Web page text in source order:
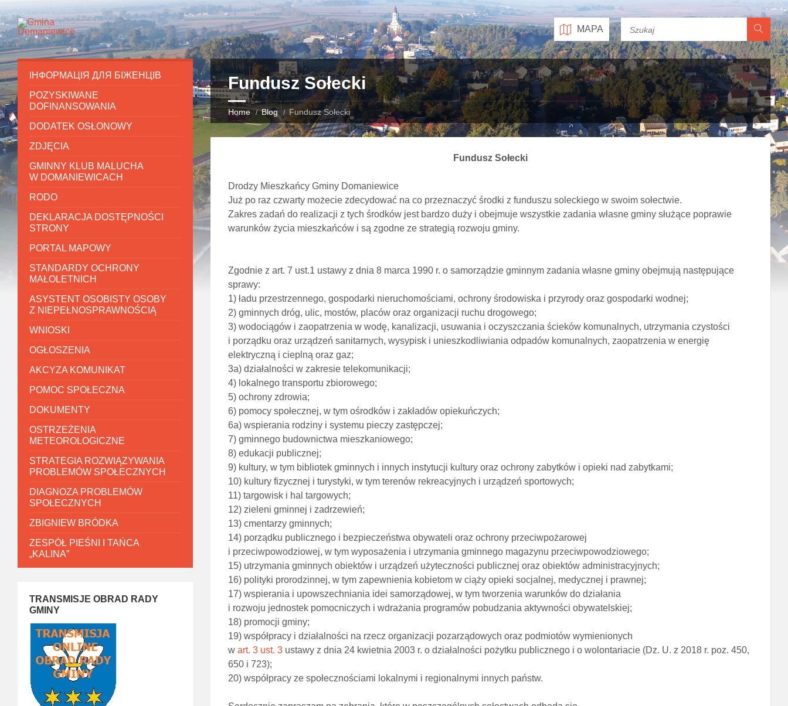
MAPA
Fundusz Sołecki
Home Blog Fundusz Sołecki
Fundusz Sołecki
Drodzy Mieszkańcy Gminy Domaniewice
Już po raz czwarty możecie zdecydować na co przeznaczyć środki z funduszu soleckiego w swoim sołectwie.
Zakres zadań do realizacji z tych środków jest bardzo duży i obejmuje wszystkie zadania własne gminy służące poprawie
warunków życia mieszkańców i są zgodne ze strategią rozwoju gminy.
Zgodnie z art. 7 ust.1 ustawy z dnia 8 marca 1990 r. o samorządzie gminnym zadania własne gminy obejmują następujące
sprawy:
1) ładu przestrzennego, gospodarki nieruchomościami, ochrony środowiska i przyrody oraz gospodarki wodnej;
2) gminnych dróg, ulic, mostów, placów oraz organizacji ruchu drogowego;
3) wodociągów i zaopatrzenia w wodę, kanalizacji, usuwania i oczyszczania ścieków komunalnych, utrzymania czystości
i porządku oraz urządzeń sanitarnych, wysypisk i unieszkodliwiania odpadów komunalnych, zaopatrzenia w energię
elektryczną i cieplną oraz gaz;
3a) działalności w zakresie telekomunikacji;
4) lokalnego transportu zbiorowego;
5) ochrony zdrowia;
6) pomocy społecznej, w tym ośrodków i zakładów opiekuńczych;
6a) wspierania rodziny i systemu pieczy zastępczej;
7) gminnego budownictwa mieszkaniowego;
8) edukacji publicznej;
9) kultury, w tym bibliotek gminnych i innych instytucji kultury oraz ochrony zabytków i opieki nad zabytkami;
10) kultury fizycznej i turystyki, w tym terenów rekreacyjnych i urządzeń sportowych;
11) targowisk i hal targowych;
12) zieleni gminnej i zadrzewień;
13) cmentarzy gminnych;
14) porządku publicznego i bezpieczeństwa obywateli oraz ochrony przeciwpożarowej
i przeciwpowodziowej, w tym wyposażenia i utrzymania gminnego magazynu przeciwpowodziowego;
15) utrzymania gminnych obiektów i urządzeń użyteczności publicznej oraz obiektów administracyjnych;
16) polityki prorodzinnej, w tym zapewnienia kobietom w ciąży opieki socjalnej, medycznej i prawnej;
17) wspierania i upowszechniania idei samorządowej, w tym tworzenia warunków do działania
i rozwoju jednostek pomocniczych i wdrażania programów pobudzania aktywności obywatelskiej;
18) promocji gminy;
19) współpracy i działalności na rzecz organizacji pozarządowych oraz podmiotów wymienionych
w art. 3 ust. 3ustawy z dnia 24 kwietnia 2003 r. o działalności pożytku publicznego i o wolontariacie (Dz. U. z 2018 r. poz. 450,
650 i 723);
20) współpracy ze społecznościami lokalnymi i regionalnymi innych państw.
ІНФОРМАЦІЯ ДЛЯ БІЖЕНЦІВ
POZYSKIWANE
DOFINANSOWANIA
DODATEK OSŁONOWY
ZDJĘCIA
GMINNY KLUB MALUCHA
W DOMANIEWICACH
RODO
DEKLARACJA DOSTĘPNOŚCI
STRONY
PORTAL MAPOWY
STANDARDY OCHRONY
MAŁOLETNICH
ASYSTENT OSOBISTY OSOBY
Z NIEPEŁNOSPRAWNOŚCIĄ
WNIOSKI
OGŁOSZENIA
AKCYZA KOMUNIKAT
POMOC SPOŁECZNA
DOKUMENTY
OSTRZEŻENIA
METEOROLOGICZNE
STRATEGIA ROZWIĄZYWANIA
PROBLEMÓW SPOŁECZNYCH
DIAGNOZA PROBLEMÓW
SPOŁECZNYCH
ZBIGNIEW BRÓDKA
ZESPÓŁ PIEŚNI I TAŃCA
„KALINA”
TRANSMISJE OBRAD RADY
GMINY